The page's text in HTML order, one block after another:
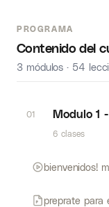
PROGRAMA
Contenido del
3 módulos · 54
01 Modulo 1
6 clases
bienvenidos!
preprate para